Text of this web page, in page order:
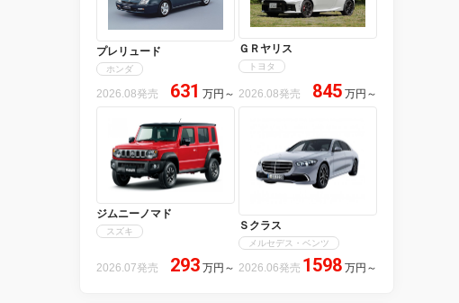
プレリュード
ホンダ
2026.08発売 631 万円 ～
ＧＲヤリス
トヨタ
2026.08発売 845 万円 ～
ジムニーノマド
スズキ
2026.07発売 293 万円 ～
Ｓクラス
メルセデス・ベンツ
2026.06発売 1598 万円 ～